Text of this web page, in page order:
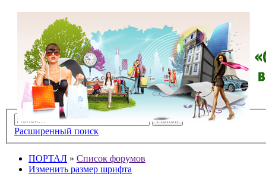
Расширенный поиск
ПОРТАЛ » Список форумов
Изменить размер шрифта